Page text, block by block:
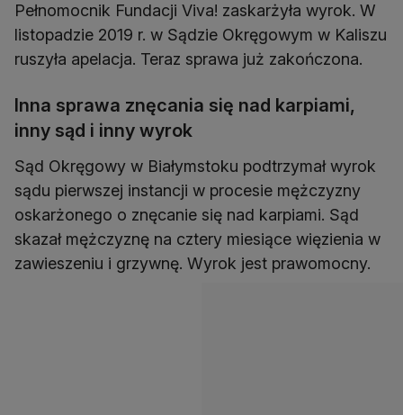
Pełnomocnik Fundacji Viva! zaskarżyła wyrok. W
listopadzie 2019 r. w Sądzie Okręgowym w Kaliszu
ruszyła apelacja. Teraz sprawa już zakończona.
Inna sprawa znęcania się nad karpiami,
inny sąd i inny wyrok
Sąd Okręgowy w Białymstoku podtrzymał wyrok
sądu pierwszej instancji w procesie mężczyzny
oskarżonego o znęcanie się nad karpiami. Sąd
skazał mężczyznę na cztery miesiące więzienia w
zawieszeniu i grzywnę. Wyrok jest prawomocny.